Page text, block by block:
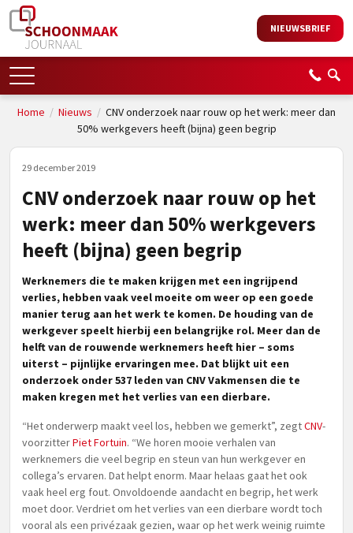
NIEUWSBRIEF
Home / Nieuws / CNV onderzoek naar rouw op het werk: meer dan
50% werkgevers heeft (bijna) geen begrip
29 december 2019
CNV onderzoek naar rouw op het
werk: meer dan 50% werkgevers
heeft (bijna) geen begrip
Werknemers die te maken krijgen met een ingrijpend
verlies, hebben vaak veel moeite om weer op een goede
manier terug aan het werk te komen. De houding van de
werkgever speelt hierbij een belangrijke rol. Meer dan de
helft van de rouwende werknemers heeft hier – soms
uiterst – pijnlijke ervaringen mee. Dat blijkt uit een
onderzoek onder 537 leden van CNV Vakmensen die te
maken kregen met het verlies van een dierbare.
“Het onderwerp maakt veel los, hebben we gemerkt”, zegtCNV-
voorzitterPiet Fortuin. “We horen mooie verhalen van
werknemers die veel begrip en steun van hun werkgever en
collega’s ervaren. Dat helpt enorm. Maar helaas gaat het ook
vaak heel erg fout. Onvoldoende aandacht en begrip, het werk
moet door. Verdriet om het verlies van een dierbare wordt toch
vooral als een privézaak gezien, waar op het werk weinig ruimte